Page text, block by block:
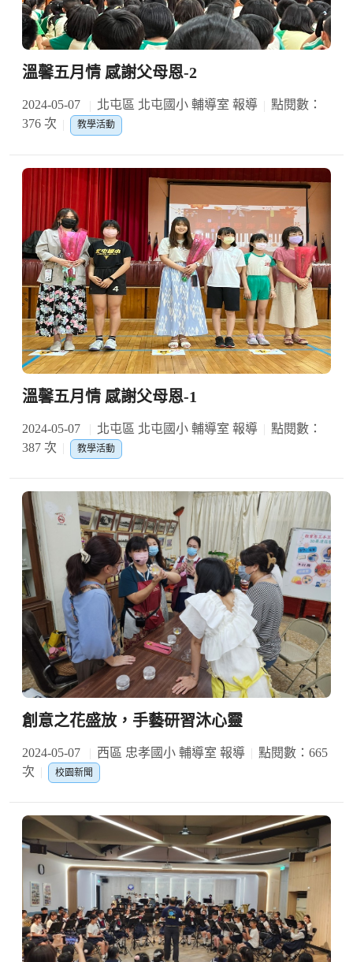
溫馨五月情 感謝父母恩-2
2024-05-07 北屯區 北屯國小 輔導室 報導
點閱數：
376 次
教學活動
溫馨五月情 感謝父母恩-1
2024-05-07 北屯區 北屯國小 輔導室 報導
點閱數：
387 次
教學活動
創意之花盛放，手藝研習沐心靈
2024-05-07 西區 忠孝國小 輔導室 報導
點閱數：665
次
校園新聞